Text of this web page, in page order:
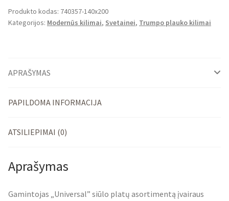
Kilimas
Pandora
Produkto kodas: 740357-140x200
Kategorijos: Modernūs kilimai, Svetainei, Trumpo plauko kilimai
APRAŠYMAS
PAPILDOMA INFORMACIJA
ATSILIEPIMAI (0)
Aprašymas
Gamintojas „Universal” siūlo platų asortimentą įvairaus